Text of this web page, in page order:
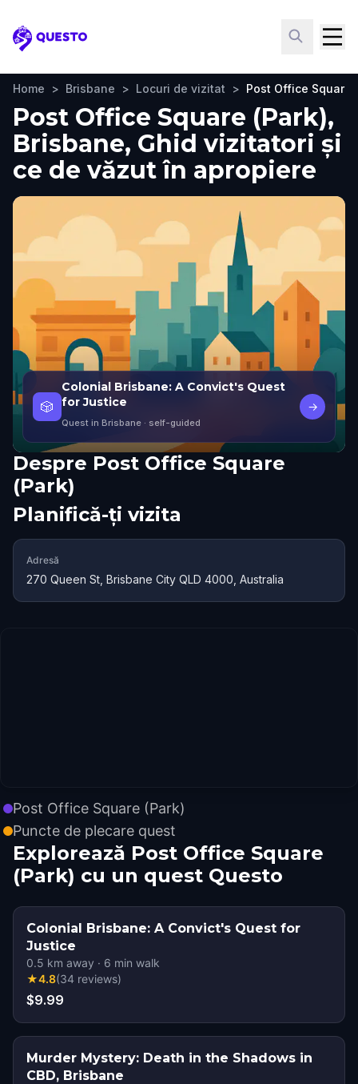
Questo
Home > Brisbane > Locuri de vizitat > Post Office Square
Post Office Square (Park),
Brisbane, Ghid vizitatori și
ce de văzut în apropiere
🎲
Colonial Brisbane: A Convict's Quest
for Justice
Quest in Brisbane · self-guided
→
Despre Post Office Square
(Park)
Planifică-ți vizita
Adresă
270 Queen St, Brisbane City QLD 4000, Australia
Post Office Square (Park)
Puncte de plecare quest
Explorează Post Office Square
(Park) cu un quest Questo
Colonial Brisbane: A Convict's Quest for
Justice
0.5 km away · 6 min walk
★4.8(34 reviews)
$9.99
Murder Mystery: Death in the Shadows in
CBD, Brisbane